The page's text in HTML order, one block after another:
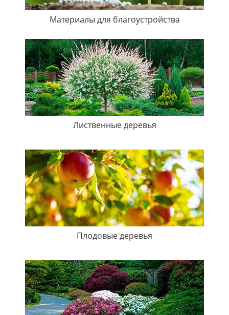
Материалы для благоустройства
Лиственные деревья
Плодовые деревья